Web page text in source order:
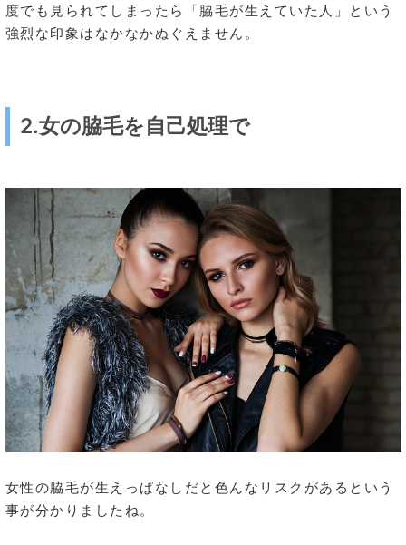
度でも見られてしまったら「脇毛が生えていた人」という
強烈な印象はなかなかぬぐえません。
2.女の脇毛を自己処理で
女性の脇毛が生えっぱなしだと色んなリスクがあるという
事が分かりましたね。